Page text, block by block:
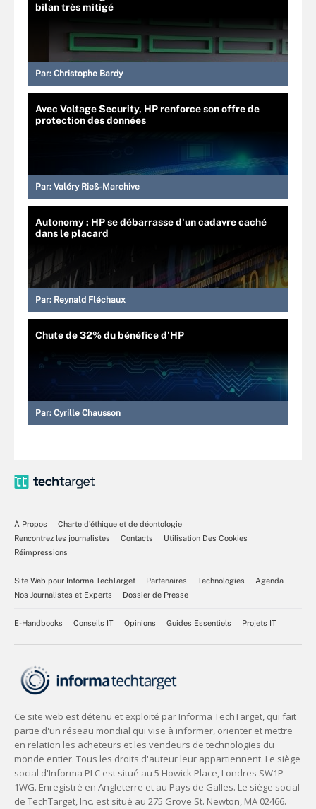
bilan très mitigé
Par: Christophe Bardy
Avec Voltage Security, HP renforce son offre de
protection des données
Par: Valéry Rieß-Marchive
Autonomy : HP se débarrasse d'un cadavre caché
dans le placard
Par: Reynald Fléchaux
Chute de 32% du bénéfice d'HP
Par: Cyrille Chausson
À Propos
Charte d’éthique et de déontologie
Rencontrez les journalistes
Contacts
Utilisation Des Cookies
Réimpressions
Site Web pour Informa TechTarget Partenaires Technologies
Agenda
Nos Journalistes et Experts
Dossier de Presse
E-Handbooks Conseils IT Opinions Guides Essentiels Projets IT